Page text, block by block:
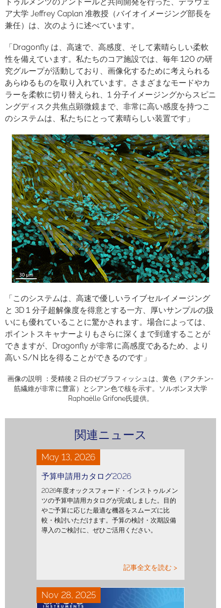
ア大学 Jeffrey Caplan 准教授（バイオイメージング部長を
兼任）は、次のように述べています。
「Dragonfly は、高速で、高感度、そして素晴らしい柔軟
性を備えています。私たちのコア施設では、毎年 120 の研
究グループが活動しており、画像化するために考えられる
あらゆるものを取り入れています。さまざまなモードやカ
ラーを柔軟に切り替えられ、1 分子イメージングからスピニ
ングディスク共焦点顕微鏡まで、非常に高い感度を持つこ
のシステムは、私たちにとって素晴らしい装置です」
「このシステムは、高速で優しいライブセルイメージング
と 3D 1 分子超解像度を得意とする一方、厚いサンプルの扱
いにも優れていることに驚かされます。場合によっては、
ポイントスキャナーよりもさらに深くまで到達することが
できますが、Dragonfly が非常に高感度であるため、より
高い S/N 比を得ることができるのです」
画像の説明 ：受精後 2 日のゼブラフィッシュは、黄色（アクチン-
筋繊維が非常に豊富）とシアン色で核を示す。ソルボンヌ大学
Raphaëlle Grifone氏提供。
関連ニュース
May 13, 2026
予算申請用カタログ2026
2026年度オックスフォード・インストゥルメン
ツの予算申請用カタログが完成しました。目的
やご予算に応じた最適な機器をスムーズに比
較・検討いただけます。予算の検討・次期設備
導入のご検討に、ぜひご活用ください。
記事全文を読む >
Nov 28, 2025